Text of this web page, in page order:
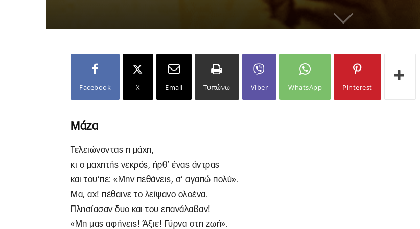
Facebook X Email Τυπώνω Viber WhatsApp Pinterest
Μάζα
Τελειώνοντας η μάχη,
κι ο μαχητής νεκρός, ήρθ’ ένας άντρας
και του’πε: «Μην πεθάνεις, σ’ αγαπώ πολύ».
Μα, αχ! πέθαινε το λείψανο ολοένα.
Πλησίασαν δυo και του επανάλαβαν!
«Μη μας αφήνεις! Άξιε! Γύρνα στη ζωή».